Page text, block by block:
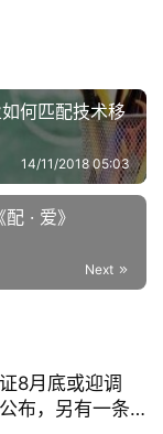
何匹配技术移
14/11/2018 05:03
· 爱》
Next
8月底或迎调
布，另有一条